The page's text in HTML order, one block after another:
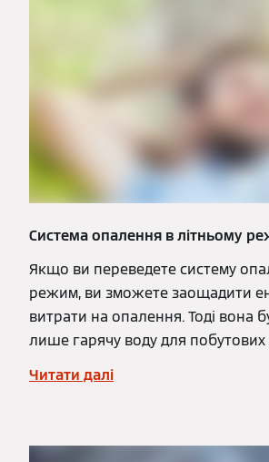
Система опалення в літньому
Якщо ви переведете систему
режим, ви зможете заощадити
витрати на опалення. Тоді вона
лише гарячу воду для
Читати далі